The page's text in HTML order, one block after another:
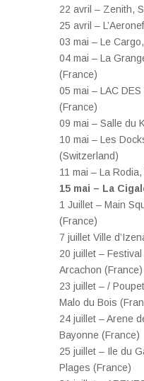
22 avril – Zenith,
25 avril –
03 mai – Le
04 mai – La
(France)
05 mai – LAC
(France)
09 mai – Salle du
10 mai – Les
(Switzerland)
11 mai – La
15 mai – La
1 Juillet – Main
(France)
7 juillet Ville
20 juillet – Festival
Arcachon (France)
23 juillet – /
Malo du Bois
24 juillet – Arene
Bayonne (France)
25 juillet – Ile du
Plages (France)